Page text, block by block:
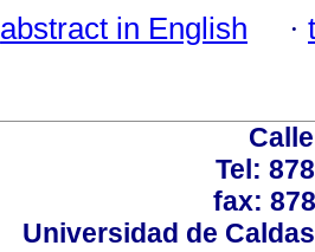
abstract in English ·
Tel:
fax:
Universidad de